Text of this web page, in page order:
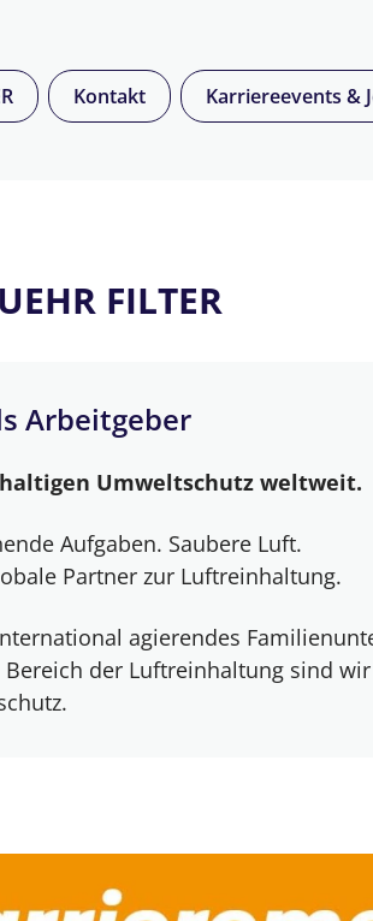
Kontakt Karriereevents &
FILTER
Arbeitgeber
Umweltschutz weltweit.
Aufgaben. Saubere Luft.
Partner zur Luftreinhaltung.
international agierendes
der Luftreinhaltung sind